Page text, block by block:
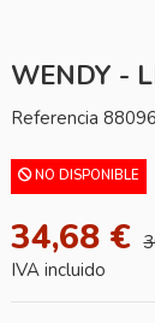
WENDY -
Referencia
NO DISPONIBLE
34,68 €
IVA incluido